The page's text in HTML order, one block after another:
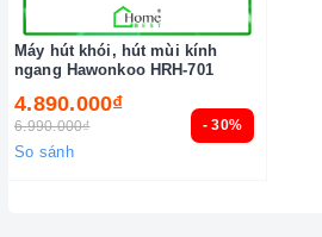
- 30%
Máy hút khói, hút mùi kính
ngang Hawonkoo HRH-701
4.890.000₫
6.990.000₫
So sánh